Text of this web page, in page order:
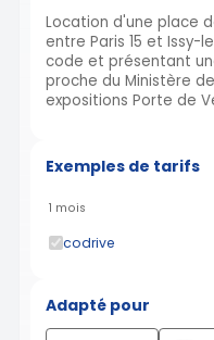
Location d'une place
entre Paris 15 et Issy-
code et présentant
proche du Ministère
expositions Porte de
Exemples de tarifs
1 mois
codrive
Adapté pour